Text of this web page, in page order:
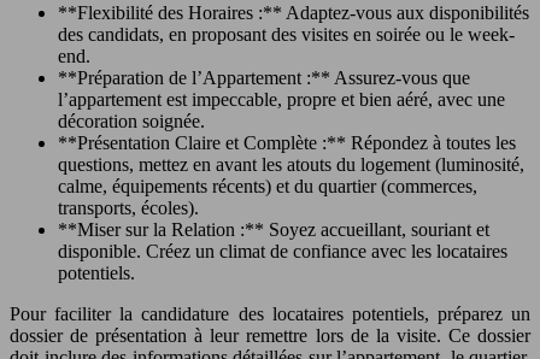
**Flexibilité des Horaires :** Adaptez-vous aux disponibilités
des candidats, en proposant des visites en soirée ou le week-
end.
**Préparation de l’Appartement :** Assurez-vous que
l’appartement est impeccable, propre et bien aéré, avec une
décoration soignée.
**Présentation Claire et Complète :** Répondez à toutes les
questions, mettez en avant les atouts du logement (luminosité,
calme, équipements récents) et du quartier (commerces,
transports, écoles).
**Miser sur la Relation :** Soyez accueillant, souriant et
disponible. Créez un climat de confiance avec les locataires
potentiels.
Pour faciliter la candidature des locataires potentiels, préparez un
dossier de présentation à leur remettre lors de la visite. Ce dossier